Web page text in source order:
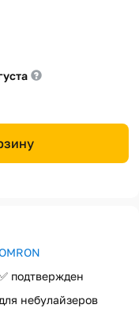
подтвержден
для небулайзеров